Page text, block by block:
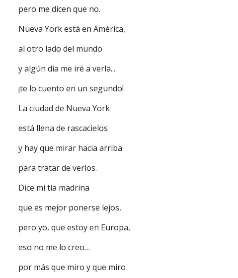
pero me dicen que no.
Nueva York está en América,
al otro lado del mundo
y algún día me iré a verla...
¡te lo cuento en un segundo!
La ciudad de Nueva York
está llena de rascacielos
y hay que mirar hacia arriba
para tratar de verlos.
Dice mi tía madrina
que es mejor ponerse lejos,
pero yo, que estoy en Europa,
eso no me lo creo…
por más que miro y que miro